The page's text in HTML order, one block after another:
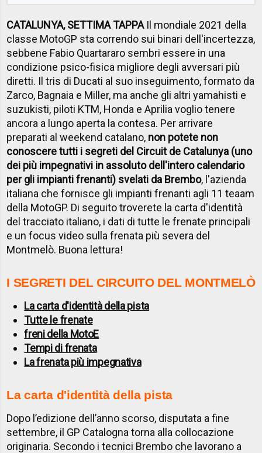
CATALUNYA, SETTIMA TAPPAIl mondiale 2021 della
classe MotoGP sta correndo sui binari dell'incertezza,
sebbene Fabio Quartararo sembri essere in una
condizione psico-fisica migliore degli avversari più
diretti. Il tris di Ducati al suo inseguimento, formato da
Zarco, Bagnaia e Miller, ma anche gli altri yamahisti e
suzukisti, piloti KTM, Honda e Aprilia voglio tenere
ancora a lungo aperta la contesa. Per arrivare
preparati al weekend catalano, non potete non
conoscere tutti i segreti del Circuit de Catalunya (uno
dei più impegnativi in assoluto dell'intero calendario
per gli impianti frenanti) svelati da Brembo, l'azienda
italiana che fornisce gli impianti frenanti agli 11 teaam
della MotoGP. Di seguito troverete la carta d'identità
del tracciato italiano, i dati di tutte le frenate principali
e un focus video sulla frenata più severa del
Montmelò. Buona lettura!
I SEGRETI DEL CIRCUITO DEL MONTMELÒ
La carta d'identità della pista
Tutte le frenate
freni della MotoE
Tempi di frenata
La frenata più impegnativa
La carta d'identità della pista
Dopo l’edizione dell’anno scorso, disputata a fine
settembre, il GP Catalogna torna alla collocazione
originaria. Secondo i tecnici Brembo che lavorano a